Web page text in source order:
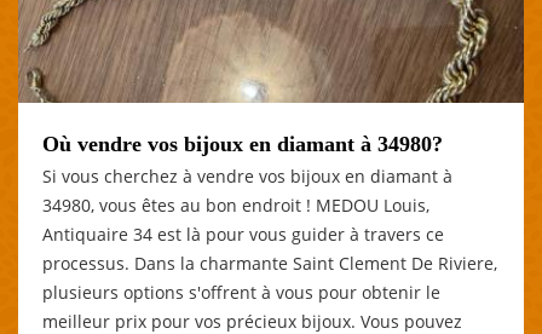
Où vendre vos bijoux en diamant à 34980?
Si vous cherchez à vendre vos bijoux en diamant à
34980, vous êtes au bon endroit ! MEDOU Louis,
Antiquaire 34 est là pour vous guider à travers ce
processus. Dans la charmante Saint Clement De Riviere,
plusieurs options s'offrent à vous pour obtenir le
meilleur prix pour vos précieux bijoux. Vous pouvez